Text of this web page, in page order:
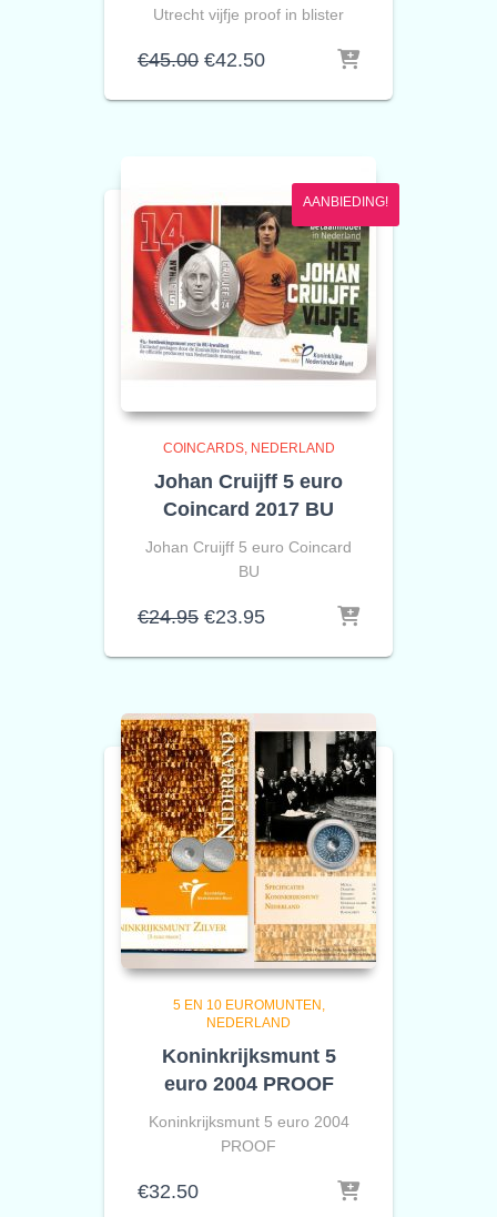
Utrecht vijfje proof in blister
€45.00 Oorspronkelijke
was:
€42.50Huidige
is:
AANBIEDING!
COINCARDS NEDERLAND
Johan Cruijff 5 euro
Coincard 2017 BU
Johan Cruijff 5 euro Coincard
BU
€24.95 Oorspronkelijke
was:
€23.95Huidige
is:
5 EN 10 EUROMUNTEN
NEDERLAND
Koninkrijksmunt 5
euro 2004 PROOF
Koninkrijksmunt 5 euro 2004
PROOF
€32.50